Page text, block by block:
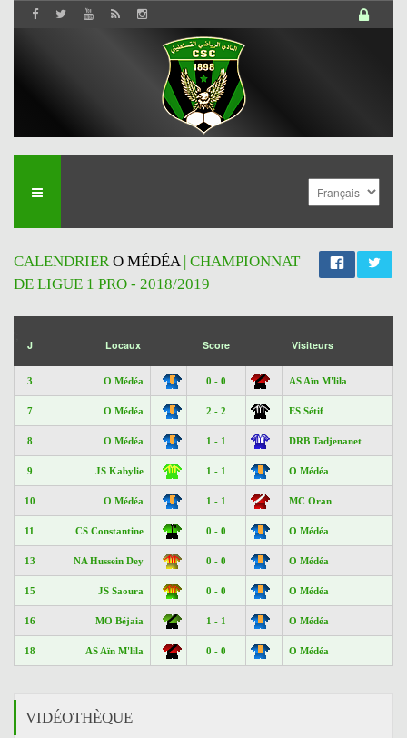
CALENDRIERO MÉDÉA| CHAMPIONNAT
DE LIGUE 1 PRO - 2018/2019
J Locaux Score Visiteurs
3 O Médéa 0 - 0 AS Aïn M'lila
7 O Médéa 2 - 2 ES Sétif
8 O Médéa 1 - 1 DRB Tadjenanet
9 JS Kabylie 1 - 1 O Médéa
10 O Médéa 1 - 1 MC Oran
11 CS Constantine 0 - 0 O Médéa
13 NA Hussein Dey 0 - 0 O Médéa
15 JS Saoura 0 - 0 O Médéa
16 MO Béjaia 1 - 1 O Médéa
18 AS Aïn M'lila 0 - 0 O Médéa
VIDÉOTHÈQUE